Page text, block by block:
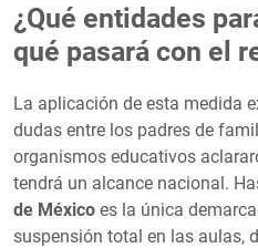
¿Qué entidades
qué pasará con el
La aplicación de esta medida
dudas entre los padres de
organismos educativos
tendrá un alcance nacional.
de México es la única
suspensión total en las aulas,